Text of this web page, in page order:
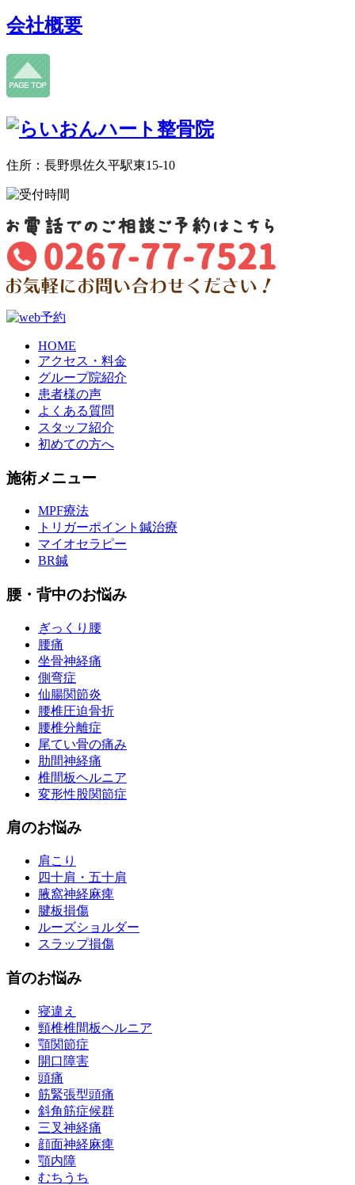
会社概要
住所：長野県佐久平駅東15-10
HOME
アクセス・料金
グループ院紹介
患者様の声
よくある質問
スタッフ紹介
初めての方へ
施術メニュー
MPF療法
トリガーポイント鍼治療
マイオセラピー
BR鍼
腰・背中のお悩み
ぎっくり腰
腰痛
坐骨神経痛
側弯症
仙腸関節炎
腰椎圧迫骨折
腰椎分離症
尾てい骨の痛み
肋間神経痛
椎間板ヘルニア
変形性股関節症
肩のお悩み
肩こり
四十肩・五十肩
腋窩神経麻痺
腱板損傷
ルーズショルダー
スラップ損傷
首のお悩み
寝違え
頸椎椎間板ヘルニア
顎関節症
開口障害
頭痛
筋緊張型頭痛
斜角筋症候群
三叉神経痛
顔面神経麻痺
顎内障
むちうち